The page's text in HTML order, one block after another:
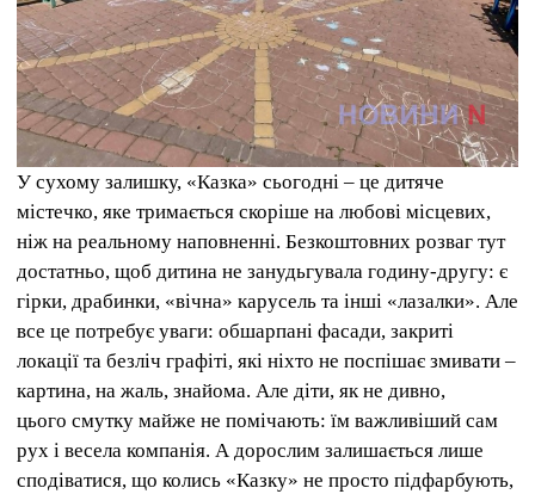
У сухому залишку, «Казка» сьогодні – це дитяче
містечко, яке тримається скоріше на любові місцевих,
ніж на реальному наповненні. Безкоштовних розваг тут
достатньо, щоб дитина не занудьгувала годину-другу: є
гірки, драбинки, «вічна» карусель та інші «лазалки». Але
все це потребує уваги: ​​обшарпані фасади, закриті
локації та безліч графіті, які ніхто не поспішає змивати –
картина, на жаль, знайома. Але діти, як не дивно,
цього смутку майже не помічають: їм важливіший сам
рух і весела компанія. А дорослим залишається лише
сподіватися, що колись «Казку» не просто підфарбують,